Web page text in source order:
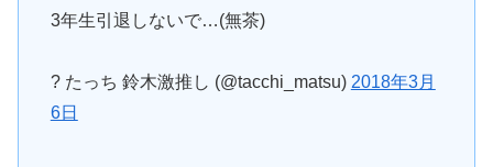
3年生引退しないで…(無茶)
? たっち 鈴木激推し (@tacchi_matsu) 2018年3月
6日